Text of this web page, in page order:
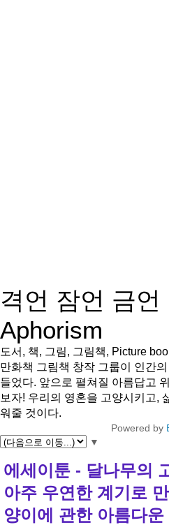
격언 잠언 금언
Aphorism
도서, 책, 그림, 그림책, Picture
만화책 그림책 창작 그룹이 인간
들었다. 앞으로 펼쳐질 아름답고
보자! 우리의 영혼을 고양시키고,
워줄 것이다.
Powered by
▼
에세이툰 - 달나무의
아주 우연한 계기로
양이에 관한 아름다